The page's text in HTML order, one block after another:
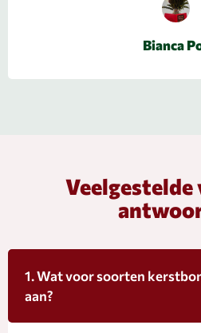
Bianca
Veelgestelde
1. Wat voor soorten
aan?